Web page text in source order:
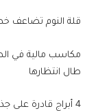
قلة النوم تضاعف
طال انتظارها
4 أبراج قادرة على جذب الحظ دون مجهود.. هل أنت منهم؟